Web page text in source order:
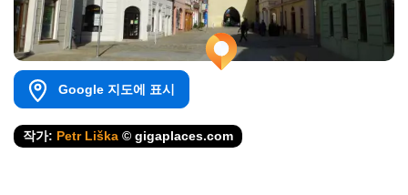
Google 지도에 표시
작가: Petr Liška © gigaplaces.com